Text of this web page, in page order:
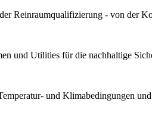
Reinraumqualifizierung - von der
und Utilities für die nachhaltige
und Klimabedingungen